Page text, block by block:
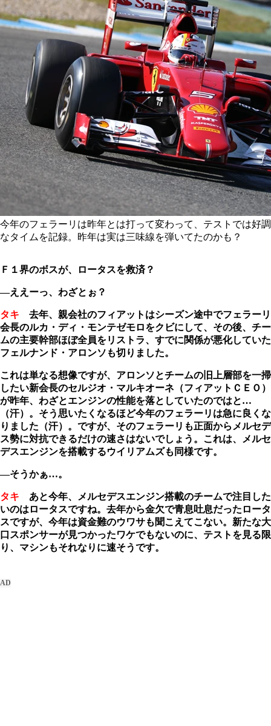
今年のフェラーリは昨年とは打って変わって、テストでは好調
なタイムを記録。昨年は実は三味線を弾いてたのかも？
Ｆ１界のボスが、ロータスを救済？
―ええーっ、わざとぉ？
タキ 去年、親会社のフィアットはシーズン途中でフェラーリ
会長のルカ・ディ・モンテゼモロをクビにして、その後、チー
ムの主要幹部ほぼ全員をリストラ、すでに関係が悪化していた
フェルナンド・アロンソも切りました。
これは単なる想像ですが、アロンソとチームの旧上層部を一掃
したい新会長のセルジオ・マルキオーネ（フィアットＣＥＯ）
が昨年、わざとエンジンの性能を落としていたのではと…
（汗）。そう思いたくなるほど今年のフェラーリは急に良くな
りました（汗）。ですが、そのフェラーリも正面からメルセデ
ス勢に対抗できるだけの速さはないでしょう。これは、メルセ
デスエンジンを搭載するウイリアムズも同様です。
―そうかぁ…。
タキ あと今年、メルセデスエンジン搭載のチームで注目した
いのはロータスですね。去年から金欠で青息吐息だったロータ
スですが、今年は資金難のウワサも聞こえてこない。新たな大
口スポンサーが見つかったワケでもないのに、テストを見る限
り、マシンもそれなりに速そうです。